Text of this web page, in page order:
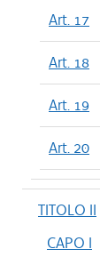
Art. 17
Art. 18
Art. 19
Art. 20
TITOLO II
CAPO I